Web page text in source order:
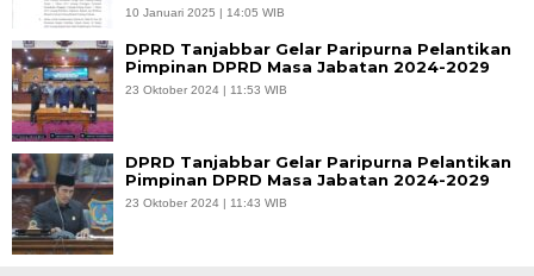
10 Januari 2025 | 14:05 WIB
DPRD Tanjabbar Gelar Paripurna Pelantikan
Pimpinan DPRD Masa Jabatan 2024-2029
23 Oktober 2024 | 11:53 WIB
DPRD Tanjabbar Gelar Paripurna Pelantikan
Pimpinan DPRD Masa Jabatan 2024-2029
23 Oktober 2024 | 11:43 WIB